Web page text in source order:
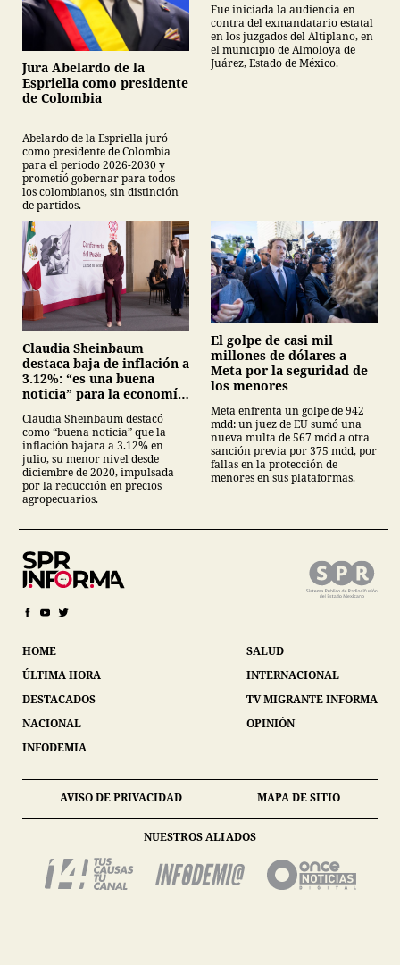
Jura Abelardo de la
Espriella como presidente
de Colombia
Abelardo de la Espriella juró
como presidente de Colombia
para el periodo 2026-2030 y
prometió gobernar para todos
los colombianos, sin distinción
de partidos.
Fue iniciada la audiencia en
contra del exmandatario estatal
en los juzgados del Altiplano, en
el municipio de Almoloya de
Juárez, Estado de México.
Claudia Sheinbaum
destaca baja de inflación a
3.12%: “es una buena
noticia” para la economía
Claudia Sheinbaum destacó
como “buena noticia” que la
inflación bajara a 3.12% en
julio, su menor nivel desde
diciembre de 2020, impulsada
por la reducción en precios
agropecuarios.
El golpe de casi mil
millones de dólares a
Meta por la seguridad de
los menores
Meta enfrenta un golpe de 942
mdd: un juez de EU sumó una
nueva multa de 567 mdd a otra
sanción previa por 375 mdd, por
fallas en la protección de
menores en sus plataformas.
HOME
ÚLTIMA HORA
DESTACADOS
NACIONAL
INFODEMIA
SALUD
INTERNACIONAL
TV MIGRANTE INFORMA
OPINIÓN
AVISO DE PRIVACIDAD MAPA DE SITIO
NUESTROS ALIADOS